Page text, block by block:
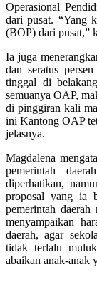
Operasional
dari pusat. “Yang
(BOP) dari pusat,”
Ia juga
dan seratus
tinggal di
semuanya OAP,
di pinggiran kali
ini Kantong OAP
jelasnya.
Magdalena
pemerintah
diperhatikan,
proposal yang ia
pemerintah
menyampaikan
daerah, agar
tidak terlalu
abaikan anak-anak